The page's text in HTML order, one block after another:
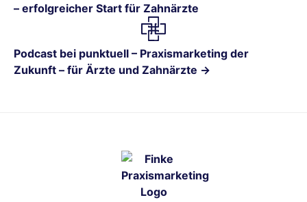
– erfolgreicher Start für Zahnärzte
Podcast bei punktuell – Praxismarketing der
Zukunft – für Ärzte und Zahnärzte →